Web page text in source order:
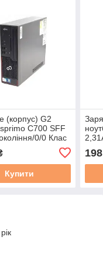
(корпус) G2
C700 SFF
0/0 Клас
Купити
198